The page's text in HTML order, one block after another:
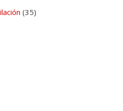
(35)